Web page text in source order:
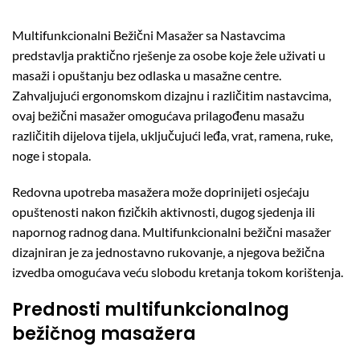
Multifunkcionalni Bežični Masažer sa Nastavcima
predstavlja praktično rješenje za osobe koje žele uživati u
masaži i opuštanju bez odlaska u masažne centre.
Zahvaljujući ergonomskom dizajnu i različitim nastavcima,
ovaj bežični masažer omogućava prilagođenu masažu
različitih dijelova tijela, uključujući leđa, vrat, ramena, ruke,
noge i stopala.
Redovna upotreba masažera može doprinijeti osjećaju
opuštenosti nakon fizičkih aktivnosti, dugog sjedenja ili
napornog radnog dana. Multifunkcionalni bežični masažer
dizajniran je za jednostavno rukovanje, a njegova bežična
izvedba omogućava veću slobodu kretanja tokom korištenja.
Prednosti multifunkcionalnog
bežičnog masažera